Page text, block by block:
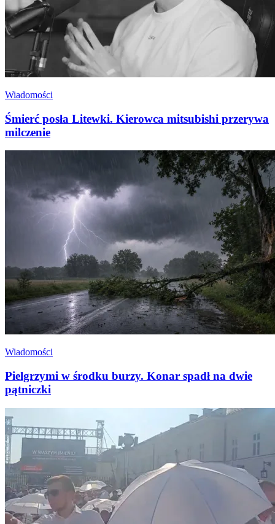
Wiadomości
Śmierć posła Litewki. Kierowca mitsubishi przerywa
milczenie
Wiadomości
Pielgrzymi w środku burzy. Konar spadł na dwie
pątniczki